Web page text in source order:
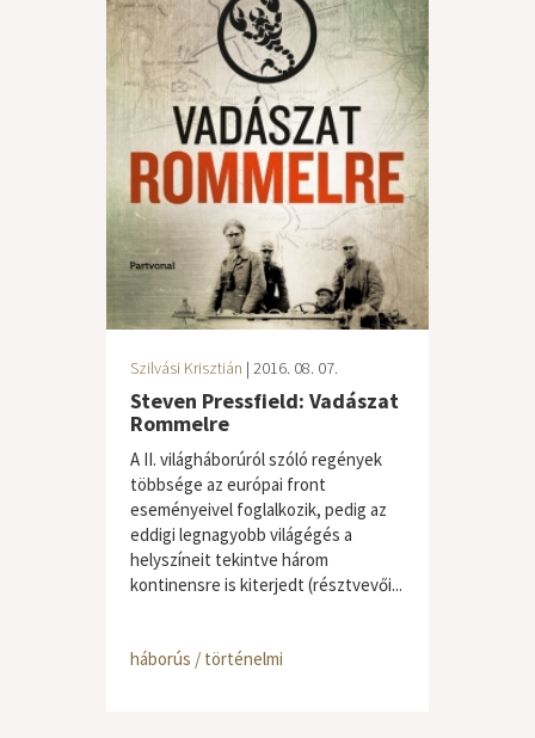
Szilvási Krisztián | 2016. 08. 07.
Steven Pressfield: Vadászat
Rommelre
A II. világháborúról szóló regények
többsége az európai front
eseményeivel foglalkozik, pedig az
eddigi legnagyobb világégés a
helyszíneit tekintve három
kontinensre is kiterjedt (résztvevői...
háborús / történelmi